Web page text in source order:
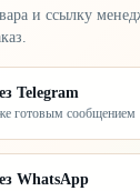
и ссылку
Telegram
готовым сообщением
WhatsApp